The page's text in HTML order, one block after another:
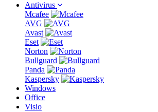
Antivirus
Mcafee
AVG
Avast
Eset
Norton
Bullguard
Panda
Kaspersky
Windows
Office
Visio